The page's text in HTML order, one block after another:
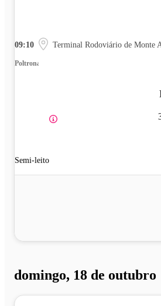
09:10 Terminal Rodoviário de Monte
Poltrona
Semi-leito
domingo, 18 de outubro